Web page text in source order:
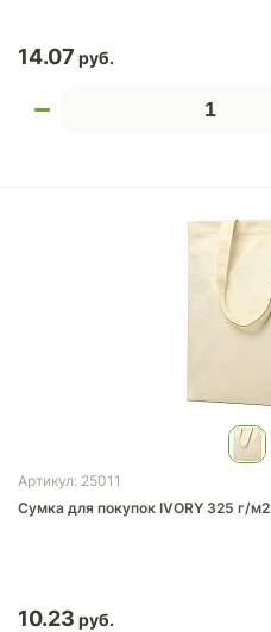
14.07
Артикул: 25011
Сумка для покупок IVORY 325 г/м2
10.23